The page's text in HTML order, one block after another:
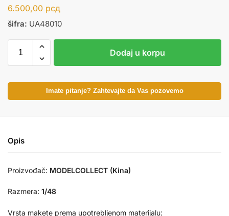
6.500,00 рсд
šifra: UA48010
Dodaj u korpu
Imate pitanje? Zahtevajte da Vas pozovemo
Opis
Proizvođač: MODELCOLLECT (Kina)
Razmera: 1/48
Vrsta makete prema upotrebljenom materijalu: